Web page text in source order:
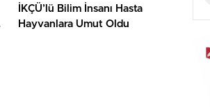
İKÇÜ’lü Bilim İnsanı Hasta
Hayvanlara Umut Oldu